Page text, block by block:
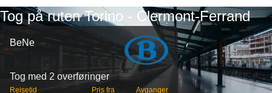
Tog på ruten Torino - Clermont-Ferrand
BeNe
Tog med 2 overføringer
Reisetid Pris fra Avganger